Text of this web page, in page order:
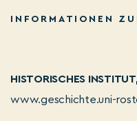
INFORMATIONEN
HISTORISCHES
www.geschichte.uni-